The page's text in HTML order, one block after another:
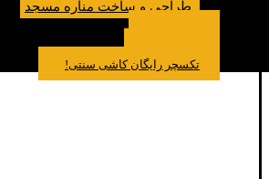
طراحی و ساخت مناره مسجد
تکسچر رایگان کاشی سنتی!